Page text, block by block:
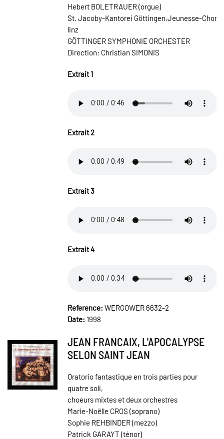
Hebert BOLETRAUER (orgue)
St. Jacoby-Kantorei Göttingen,Jeunesse-Chor
linz
GÖTTINGER SYMPHONIE ORCHESTER
Direction: Christian SIMONIS
Extrait 1
Extrait 2
Extrait 3
Extrait 4
Reference: WERGOWER 6632-2
Date: 1998
JEAN FRANCAIX, L'APOCALYPSE
SELON SAINT JEAN
Oratorio fantastique en trois parties pour
quatre soli,
choeurs mixtes et deux orchestres
Marie-Noëlle CROS (soprano)
Sophie REHBINDER (mezzo)
Patrick GARAYT (ténor)